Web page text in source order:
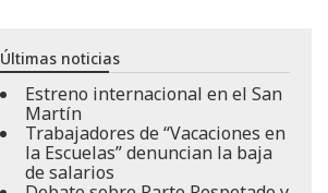
Últimas noticias
Estreno internacional en el San
Martín
Trabajadores de “Vacaciones en
la Escuelas” denuncian la baja
de salarios